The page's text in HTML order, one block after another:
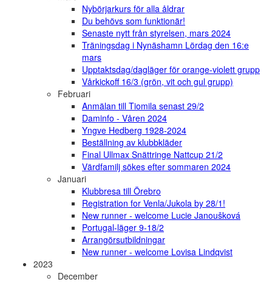
Nybörjarkurs för alla åldrar
Du behövs som funktionär!
Senaste nytt från styrelsen, mars 2024
Träningsdag i Nynäshamn Lördag den 16:e
mars
Upptaktsdag/dagläger för orange-violett grupp
Vårkickoff 16/3 (grön, vit och gul grupp)
Februari
Anmälan till Tiomila senast 29/2
Daminfo - Våren 2024
Yngve Hedberg 1928-2024
Beställning av klubbkläder
Final Ullmax Snättringe Nattcup 21/2
Värdfamilj sökes efter sommaren 2024
Januari
Klubbresa till Örebro
Registration for Venla/Jukola by 28/1!
New runner - welcome Lucie Janoušková
Portugal-läger 9-18/2
Arrangörsutbildningar
New runner - welcome Lovisa Lindqvist
2023
December